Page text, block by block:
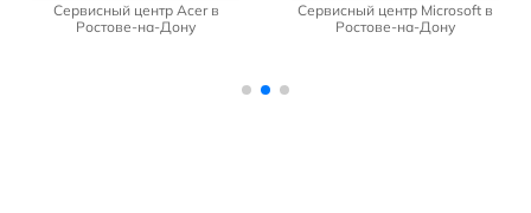
Сервисный центр Acer в
Ростове-на-Дону
Сервисный центр Microsoft в
Ростове-на-Дону